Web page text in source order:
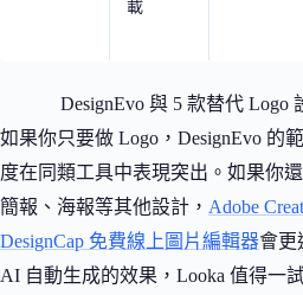
載
DesignEvo 與 5 款替代 Logo
如果你只要做 Logo，DesignEvo 的
度在同類工具中表現突出。如果你
簡報、海報等其他設計， Adobe
DesignCap 免費線上圖片編輯器會更
AI 自動生成的效果，Looka 值得一